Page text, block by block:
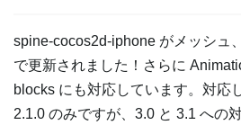
spine-cocos2d-iphone がメッシュ
で更新されました！さらに
blocks にも対応しています。対応
2.1.0 のみですが、3.0 と 3.1 への